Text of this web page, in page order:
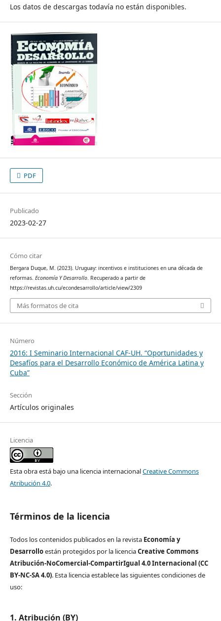
Los datos de descargas todavía no están disponibles.
PDF
Publicado
2023-02-27
Cómo citar
Bergara Duque, M. (2023). Uruguay: incentivos e instituciones en una década de
reformas. Economía Y Desarrollo. Recuperado a partir de
https://revistas.uh.cu/econdesarrollo/article/view/2309
Más formatos de cita
Número
2016: I Seminario Internacional CAF-UH. “Oportunidades y
Desafíos para el Desarrollo Económico de América Latina y
Cuba”
Sección
Artículos originales
Licencia
Esta obra está bajo una licencia internacionalCreative Commons
Atribución 4.0.
Términos de la licencia
Todos los contenidos publicados en la revista Economía y
Desarrolloestán protegidos por la licenciaCreative Commons
Atribución-NoComercial-CompartirIgual 4.0 Internacional (CC
BY-NC-SA 4.0). Esta licencia establece las siguientes condiciones de
uso:
1. Atribución (BY)